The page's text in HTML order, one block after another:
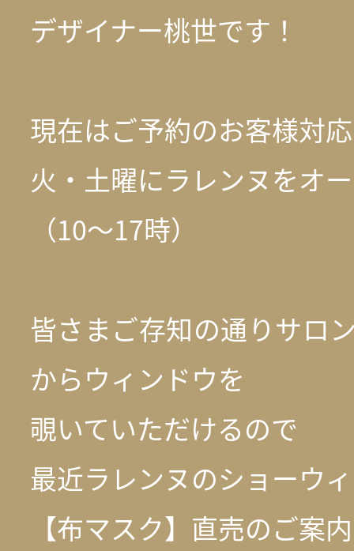
デザイナー桃世です！
現在はご予約のお客様対
火・土曜にラレンヌをオ
（10～17時）
皆さまご存知の通りサロ
からウィンドウを
覗いていただけるので
最近ラレンヌのショーウ
【布マスク】直売のご案